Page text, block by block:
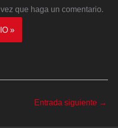
que haga un comentario.
Entrada siguiente →